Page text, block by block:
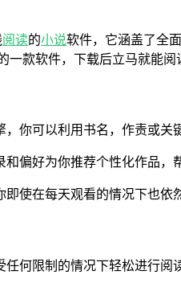
阅读的小说软件，它涵盖了全
一款软件，下载后立马就能
，你可以利用书名，作责或关
偏好为你推荐个性化作品，
使在每天观看的情况下也依
任何限制的情况下轻松进行阅